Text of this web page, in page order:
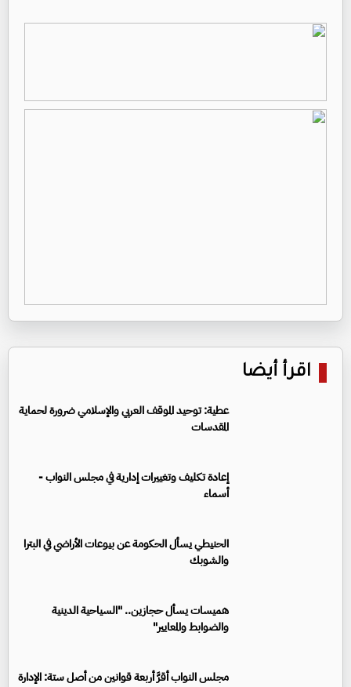
اقرأ أيضا
عطية: توحيد الموقف العربي والإسلامي ضرورة لحماية
المقدسات
إعادة تكليف وتغييرات إدارية في مجلس النواب -
أسماء
الحنيطي يسأل الحكومة عن بيوعات الأراضي في البترا
والشوبك
هميسات يسأل حجازين.. "السياحية الدينية
والضوابط والمعايير"
مجلس النواب أقرَّ أربعة قوانين من أصل ستة: الإدارة